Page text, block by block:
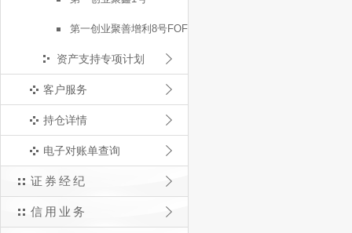
第一创业聚善增利8号FOF
资产支持专项计划
客户服务
持仓详情
电子对账单查询
证券经纪
信用业务